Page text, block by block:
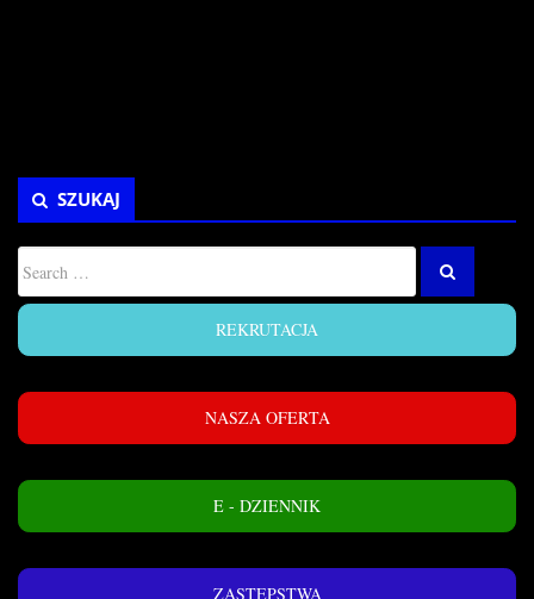
SZUKAJ
REKRUTACJA
NASZA OFERTA
E - DZIENNIK
ZASTĘPSTWA